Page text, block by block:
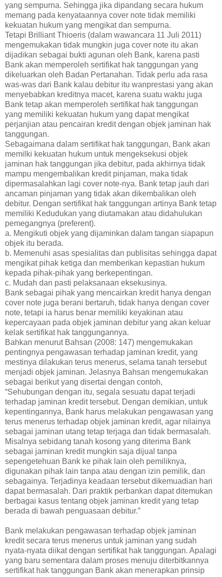
yang sempurna. Sehingga jika dipandang secara hukum
memang pada kenyataannya cover note tidak memiliki
kekuatan hukum yang mengikat dan sempurna.
Tetapi Brilliant Thioeris (dalam wawancara 11 Juli 2011)
mengemukakan tidak mungkin juga cover note itu akan
dijadikan sebagai bukti agunan oleh Bank, karena pasti
Bank akan memperoleh sertifikat hak tanggungan yang
dikeluarkan oleh Badan Pertanahan. Tidak perlu ada rasa
was-was dari Bank kalau debitur itu wanprestasi yang akan
menyebabkan kreditnya macet, karena suatu waktu juga
Bank tetap akan memperoleh sertifikat hak tanggungan
yang memiliki kekuatan hukum yang dapat mengikat
perjanjian atau pencairan kredit dengan objek jaminan hak
tanggungan.
Sebagaimana dalam sertifikat hak tanggungan, Bank akan
memilki kekuatan hukum untuk mengeksekusi objek
jaminan hak tanggungan jika debitur, pada akhirnya tidak
mampu mengembalikan kredit pinjaman, maka tidak
dipermasalahkan lagi cover note-nya. Bank tetap jauh dari
ancaman pinjaman yang tidak akan dikembalikan oleh
debitur. Dengan sertifikat hak tanggungan artinya Bank tetap
memiliki Kedudukan yang diutamakan atau didahulukan
pemegangnya (preferent).
a. Mengikuti objek yang dijaminkan dalam tangan siapapun
objek itu berada.
b. Memenuhi asas spesialitas dan publisitas sehingga dapat
mengikat pihak ketiga dan memberikan kepastian hukum
kepada pihak-pihak yang berkepentingan.
c. Mudah dan pasti pelaksanaan eksekusinya.
Bank sebagai pihak yang mencairkan kredit hanya dengan
cover note juga berani bertaruh, tidak hanya dengan cover
note, tetapi ia harus benar memiliki keyakinan atau
kepercayaan pada objek jaminan debitur yang akan keluar
kelak sertifikat hak tanggungannya.
Bahkan menurut Bahsan (2008: 147) mengemukakan
pentingnya pengawasan terhadap jaminan kredit, yang
mestinya dilakukan terus menerus, selama tanah tersebut
menjadi objek jaminan. Jelasnya Bahsan mengemukakan
sebagai berikut yang disertai dengan contoh,
“Sehubungan dengan itu, segala sesuatu dapat terjadi
terhadap jaminan kredit tersebut. Dengan demikian, untuk
kepentingannya, Bank harus melakukan pengawasan yang
terus menerus terhadap objek jaminan kredit, agar nilainya
sebagai jaminan utang tetap terjaga dan tidak bermasalah.
Misalnya sebidang tanah kosong yang diterima Bank
sebagai jaminan kredit mungkin saja dijual tanpa
sepengetehuan Bank ke pihak lain oleh pemiliknya,
digunakan pihak lain tanpa atau dengan izin pemilik, dan
sebagainya. Terjadinya keadaan tersebut dikemuadian hari
dapat bermasalah. Dari praktik perbankan dapat ditemukan
berbagai kasus tentang objek jaminan kredit yang tetap
berada di bawah penguasaan debitur.”
Bank melakukan pengawasan terhadap objek jaminan
kredit secara terus menerus untuk jaminan yang sudah
nyata-nyata diikat dengan sertifikat hak tanggungan. Apalagi
yang baru sementara dalam proses menuju diterbitkannya
sertifikat hak tanggungan Bank akan menerapkan prinsip